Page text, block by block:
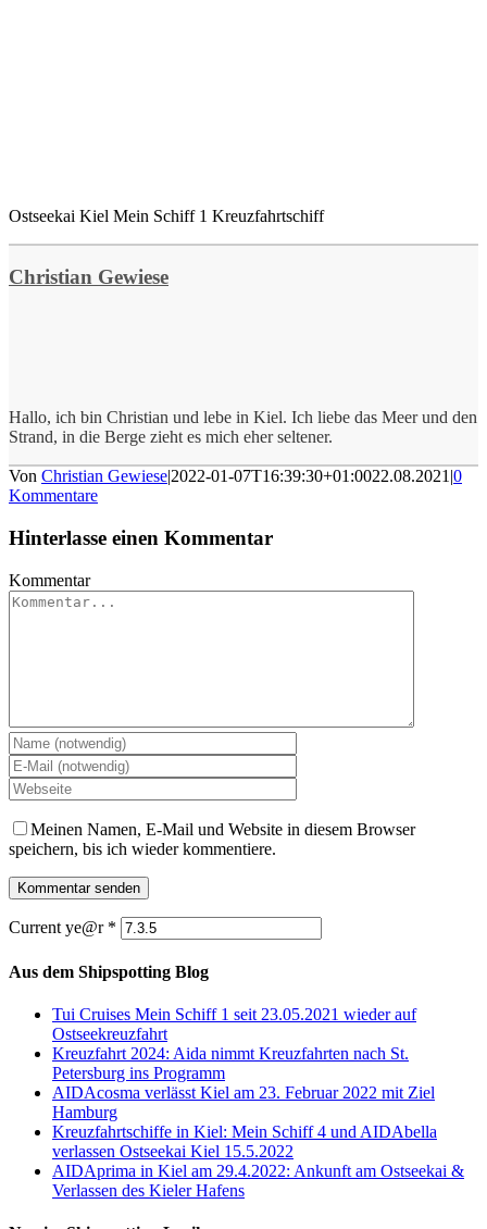
Ostseekai Kiel Mein Schiff 1 Kreuzfahrtschiff
Christian Gewiese
Hallo, ich bin Christian und lebe in Kiel. Ich liebe das Meer und den
Strand, in die Berge zieht es mich eher seltener.
Von Christian Gewiese|2022-01-07T16:39:30+01:0022.08.2021 |0
Kommentare
Hinterlasse einen Kommentar
Kommentar
Meinen Namen, E-Mail und Website in diesem Browser
speichern, bis ich wieder kommentiere.
Current ye@r *
Aus dem Shipspotting Blog
Tui Cruises Mein Schiff 1 seit 23.05.2021 wieder auf
Ostseekreuzfahrt
Kreuzfahrt 2024: Aida nimmt Kreuzfahrten nach St.
Petersburg ins Programm
AIDAcosma verlässt Kiel am 23. Februar 2022 mit Ziel
Hamburg
Kreuzfahrtschiffe in Kiel: Mein Schiff 4 und AIDAbella
verlassen Ostseekai Kiel 15.5.2022
AIDAprima in Kiel am 29.4.2022: Ankunft am Ostseekai &
Verlassen des Kieler Hafens